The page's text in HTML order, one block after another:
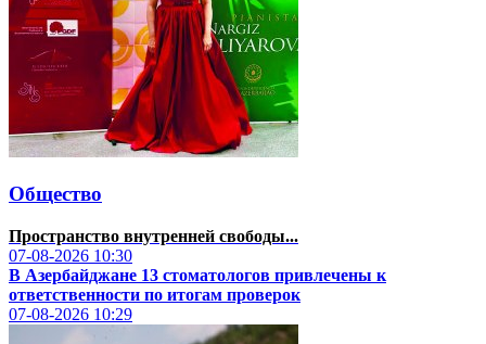
Общество
Пространство внутренней свободы...
07-08-2026 10:30
В Азербайджане 13 стоматологов привлечены к
ответственности по итогам проверок
07-08-2026 10:29